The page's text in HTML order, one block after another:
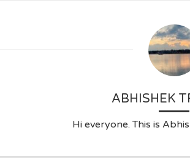
ABHISHEK
Hi everyone. This is